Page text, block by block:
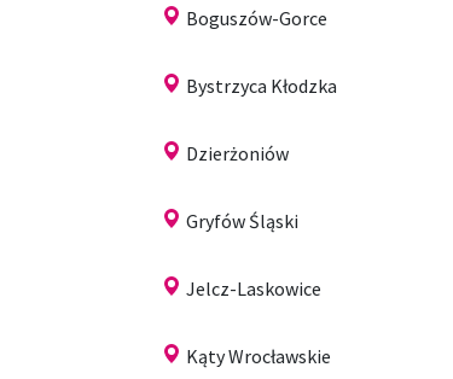
Boguszów-Gorce
Bystrzyca Kłodzka
Dzierżoniów
Gryfów Śląski
Jelcz-Laskowice
Kąty Wrocławskie